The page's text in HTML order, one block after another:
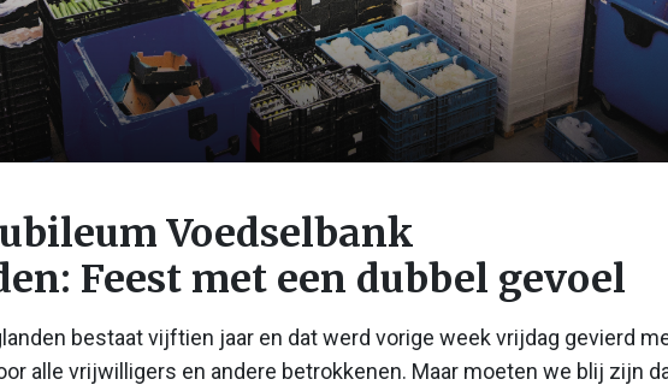
Voedselbank
Feest met een dubbel gevoel
bestaat vijftien jaar en dat werd vorige week vrijdag gevierd
alle vrijwilligers en andere betrokkenen. Maar moeten we blij zijn